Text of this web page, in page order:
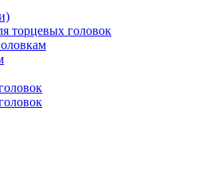
торцевых головок